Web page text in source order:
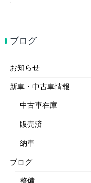
索:
ブログ
お知らせ
新車・中古車情報
中古車在庫
販売済
納車
ブログ
整備